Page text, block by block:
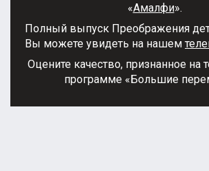
«Амалфи».
Полный выпуск Преображения
Вы можете увидеть на нашем
Оцените качество, признанное на
программе «Большие